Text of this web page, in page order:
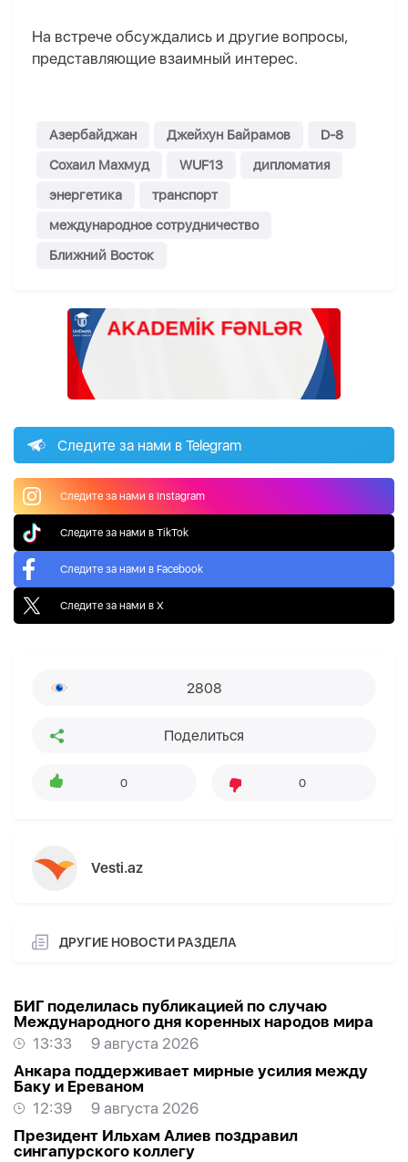
На встрече обсуждались и другие вопросы,
представляющие взаимный интерес.
Азербайджан Джейхун Байрамов
D-8
Сохаил Махмуд
WUF13
дипломатия
энергетика
транспорт
международное сотрудничество
Ближний Восток
Следите за нами в Telegram
Следите за нами в Instagram
Следите за нами в TikTok
Следите за нами в Facebook
Следите за нами в X
2808
Поделиться
0 0
Vesti.az
ДРУГИЕ НОВОСТИ РАЗДЕЛА
БИГ поделилась публикацией по случаю
Международного дня коренных народов мира
13:33
9 августа 2026
Анкара поддерживает мирные усилия между
Баку и Ереваном
12:39
9 августа 2026
Президент Ильхам Алиев поздравил
сингапурского коллегу